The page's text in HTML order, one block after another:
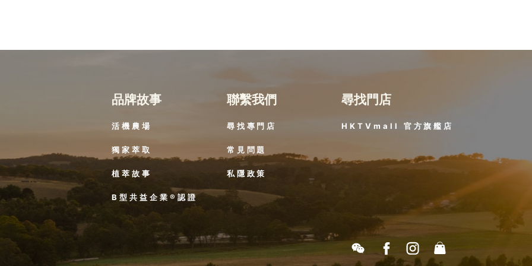
品牌故事
活機農場
獨家萃取
植萃故事
B型共益企業®認證
聯繫我們
尋找專門店
常見問題
私隱政策
尋找門店
HKTVmall 官方旗艦店​